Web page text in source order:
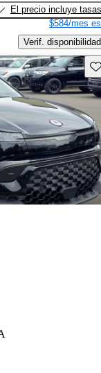
El precio incluye tasas
$584/mes
Verif. disponibilidad